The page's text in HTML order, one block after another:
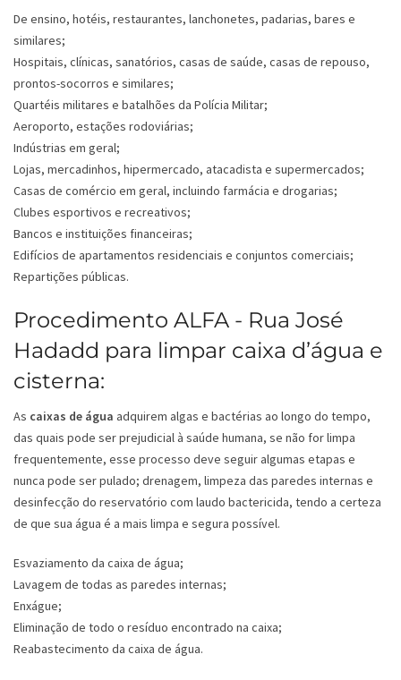
De ensino, hotéis, restaurantes, lanchonetes, padarias, bares e
similares;
Hospitais, clínicas, sanatórios, casas de saúde, casas de repouso,
prontos-socorros e similares;
Quartéis militares e batalhões da Polícia Militar;
Aeroporto, estações rodoviárias;
Indústrias em geral;
Lojas, mercadinhos, hipermercado, atacadista e supermercados;
Casas de comércio em geral, incluindo farmácia e drogarias;
Clubes esportivos e recreativos;
Bancos e instituições financeiras;
Edifícios de apartamentos residenciais e conjuntos comerciais;
Repartições públicas.
Procedimento ALFA - Rua José
Hadadd para limpar caixa d’água e
cisterna:
As caixas de água adquirem algas e bactérias ao longo do tempo,
das quais pode ser prejudicial à saúde humana, se não for limpa
frequentemente, esse processo deve seguir algumas etapas e
nunca pode ser pulado; drenagem, limpeza das paredes internas e
desinfecção do reservatório com laudo bactericida, tendo a certeza
de que sua água é a mais limpa e segura possível.
Esvaziamento da caixa de água;
Lavagem de todas as paredes internas;
Enxágue;
Eliminação de todo o resíduo encontrado na caixa;
Reabastecimento da caixa de água.